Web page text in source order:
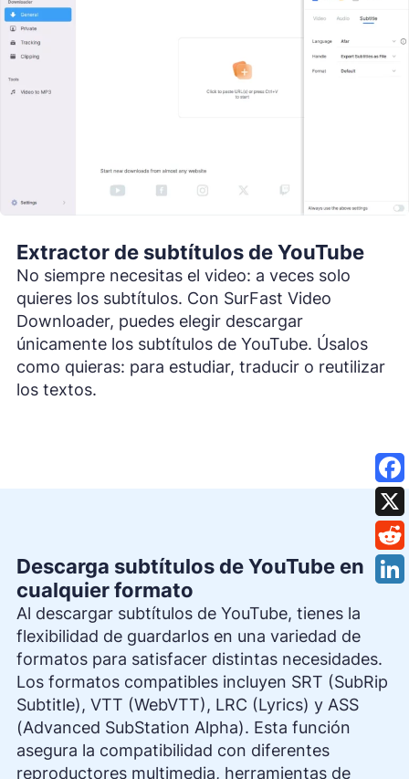
Extractor de subtítulos de YouTube
No siempre necesitas el video: a veces solo
quieres los subtítulos. Con SurFast Video
Downloader, puedes elegir descargar
únicamente los subtítulos de YouTube. Úsalos
como quieras: para estudiar, traducir o reutilizar
los textos.
Descarga subtítulos de YouTube en
cualquier formato
Al descargar subtítulos de YouTube, tienes la
flexibilidad de guardarlos en una variedad de
formatos para satisfacer distintas necesidades.
Los formatos compatibles incluyen SRT (SubRip
Subtitle), VTT (WebVTT), LRC (Lyrics) y ASS
(Advanced SubStation Alpha). Esta función
asegura la compatibilidad con diferentes
reproductores multimedia, herramientas de